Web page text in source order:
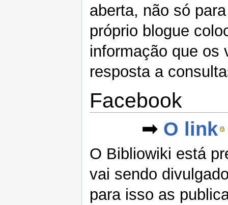
aberta, não só
próprio blogue
informação que os
resposta a
Facebook
➟ O link
O Bibliowiki está
vai sendo
para isso as